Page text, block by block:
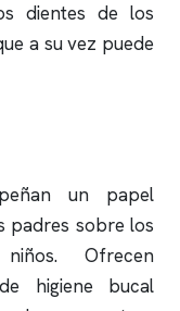
dientes de los
a su vez puede
un papel
padres sobre los
Ofrecen
higiene bucal